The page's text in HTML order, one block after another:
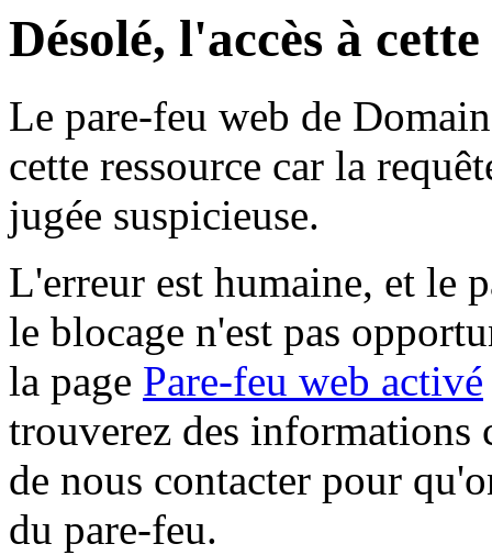
Désolé, l'accès à
Le pare-feu web de
cette ressource car la
jugée suspicieuse.
L'erreur est humaine, et le
le blocage n'est pas
la page Pare-feu web activé
trouverez des informations
de nous contacter pour
du pare-feu.